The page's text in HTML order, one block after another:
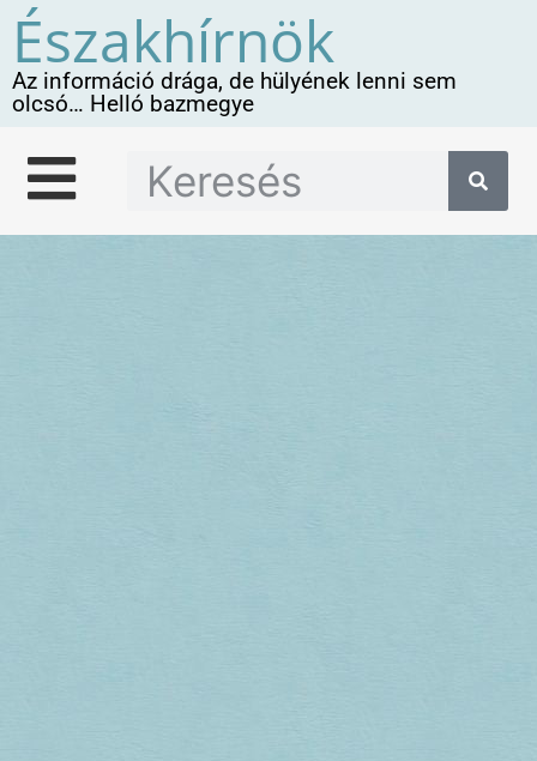
Északhírnök
Az információ drága, de hülyének lenni sem
olcsó… Helló bazmegye